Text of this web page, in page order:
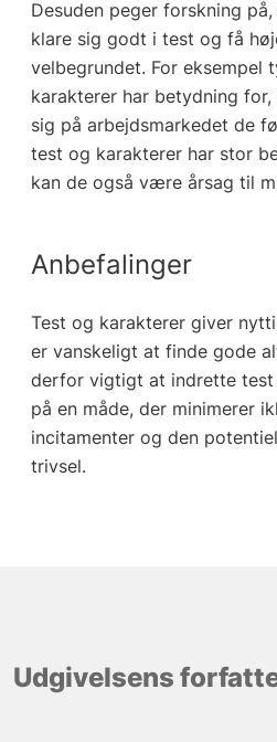
Desuden peger forskning
klare sig godt i test og få
velbegrundet. For eksempel
karakterer har betydning
sig på arbejdsmarkedet de
test og karakterer har stor
kan de også være årsag til
Anbefalinger
Test og karakterer giver
er vanskeligt at finde gode
derfor vigtigt at indrette test
på en måde, der minimerer
incitamenter og den
trivsel.
Udgivelsens